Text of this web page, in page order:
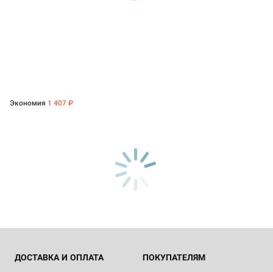
Экономия 1 407 ₽
ДОСТАВКА И ОПЛАТА ПОКУПАТЕЛЯМ